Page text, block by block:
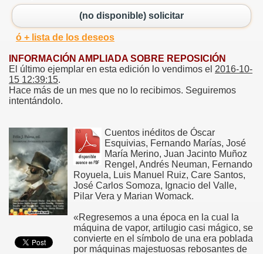
(no disponible) solicitar
ó + lista de los deseos
INFORMACIÓN AMPLIADA SOBRE REPOSICIÓN
El último ejemplar en esta edición lo vendimos el 2016-10-
15 12:39:15.
Hace más de un mes que no lo recibimos. Seguiremos
intentándolo.
Cuentos inéditos de Óscar
Esquivias, Fernando Marías, José
María Merino, Juan Jacinto Muñoz
Rengel, Andrés Neuman, Fernando
Royuela, Luis Manuel Ruiz, Care Santos,
José Carlos Somoza, Ignacio del Valle,
Pilar Vera y Marian Womack.
«Regresemos a una época en la cual la
máquina de vapor, artilugio casi mágico, se
convierte en el símbolo de una era poblada
por máquinas majestuosas rebosantes de